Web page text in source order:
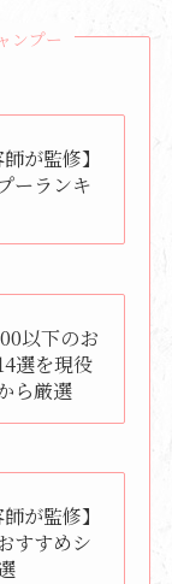
ンプー
が監修】
ーランキ
以下のお
選を現役
ら厳選
が監修】
すすめシ